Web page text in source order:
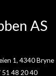
AS
1, 4340 Bryne
51 48 20 40